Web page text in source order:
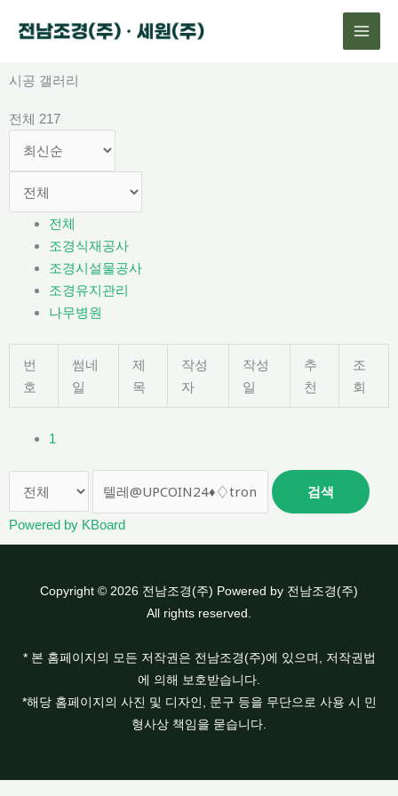
로
너
시공 갤러리
전체 217
전체
조경식재공사
조경시설물공사
조경유지관리
나무병원
번
호
썸네
일
제
목
작성
자
작성
일
추
천
조
회
1
검색
Powered by KBoard
Copyright © 2026 전남조경(주) Powered by 전남조경(주)
All rights reserved.
* 본 홈페이지의 모든 저작권은 전남조경(주)에 있으며, 저작권법
에 의해 보호받습니다.
*해당 홈페이지의 사진 및 디자인, 문구 등을 무단으로 사용 시 민
형사상 책임을 묻습니다.